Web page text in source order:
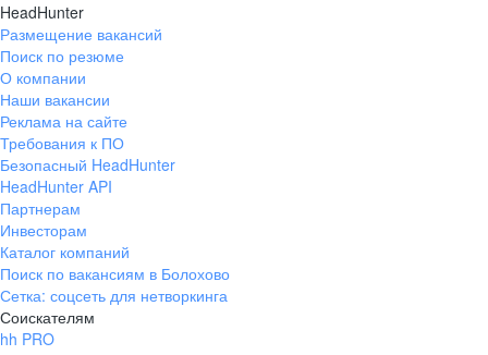
HeadHunter
Размещение вакансий
Поиск по резюме
О компании
Наши вакансии
Реклама на сайте
Требования к ПО
Безопасный HeadHunter
HeadHunter API
Партнерам
Инвесторам
Каталог компаний
Поиск по вакансиям в Болохово
Сетка: соцсеть для нетворкинга
Соискателям
hh PRO